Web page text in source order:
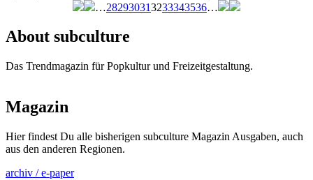
…282930313233343536…
About subculture
Das Trendmagazin für Popkultur und Freizeitgestaltung.
Magazin
Hier findest Du alle bisherigen subculture Magazin Ausgaben, auch
aus den anderen Regionen.
archiv / e-paper